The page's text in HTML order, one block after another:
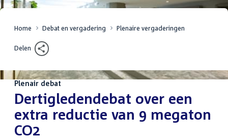
Home Debat en vergadering Plenaire vergaderingen
Delen
Plenair debat
:Dertigledendebat over een
extra reductie van 9 megaton
CO2